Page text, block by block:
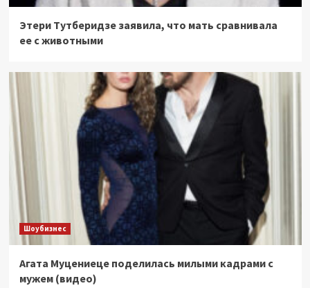
Этери Тутберидзе заявила, что мать сравнивала
ее с животными
Шоубизнес
Агата Муцениеце поделилась милыми кадрами с
мужем (видео)